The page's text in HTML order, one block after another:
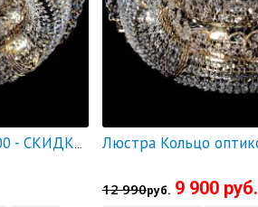
Люстра Кольцо оптикон 600 - СКИДКА!!!
12 990руб. 9 900 руб.